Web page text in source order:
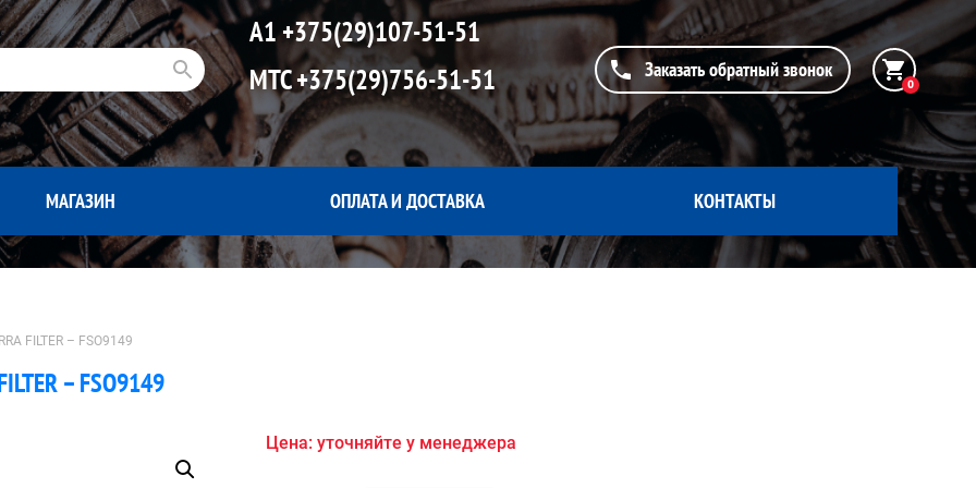
А1+375(29)107-51-51
МТС+375(29)756-51-51 Заказать обратный звонок
0
МАГАЗИН ОПЛАТА И ДОСТАВКА КОНТАКТЫ
FILTER – FSO9149
– FSO9149
Цена: уточняйте у менеджера